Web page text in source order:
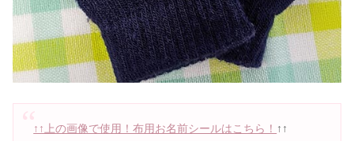
↑↑上の画像で使用！布用お名前シールはこちら！ ↑↑